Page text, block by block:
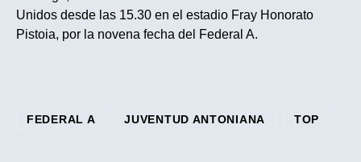
Unidos desde las 15.30 en el estadio Fray Honorato
Pistoia, por la novena fecha del Federal A.
FEDERAL A JUVENTUD ANTONIANA TOP